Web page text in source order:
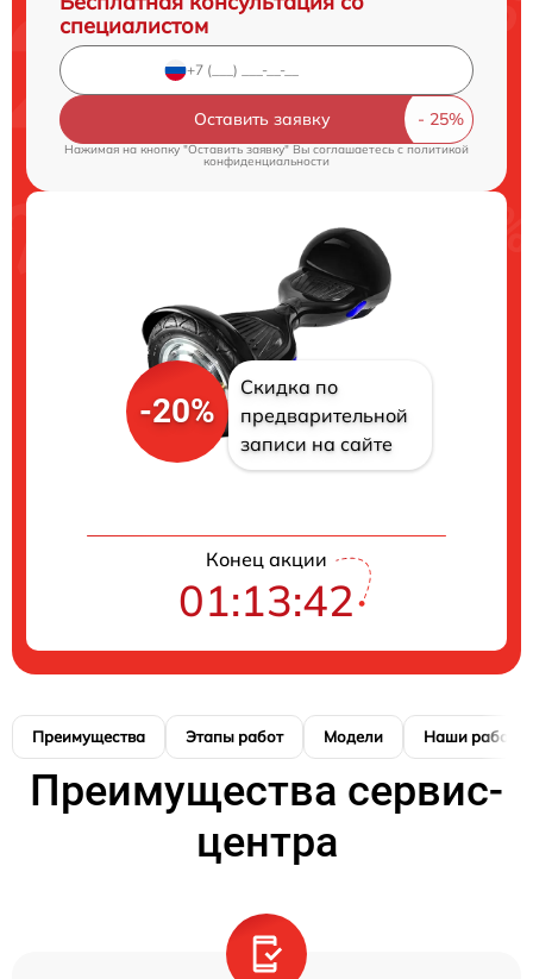
специалистом
Оставить заявку
Нажимая на кнопку "Оставить заявку" Вы соглашаетесь cполитикой
конфиденциальности
-20%
Скидка по
предварительной
записи на сайте
Конец акции
01:13:42
Преимущества Этапы работ Модели Наши работы
Преимущества сервис-
центра